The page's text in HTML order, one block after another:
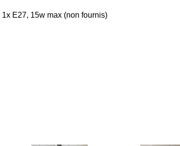
1x E27, 15w max (non fournis)